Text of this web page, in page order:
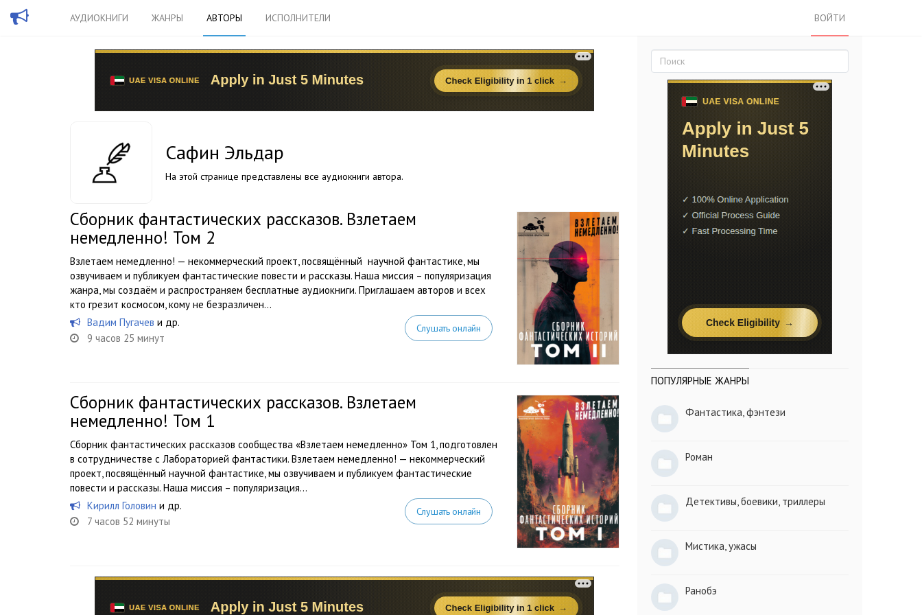
АУДИОКНИГИ ЖАНРЫ АВТОРЫ ИСПОЛНИТЕЛИ ВОЙТИ
Сафин Эльдар
На этой странице представлены все аудиокниги автора.
Сборник фантастических рассказов. Взлетаем
немедленно! Том 2
Взлетаем немедленно! — некоммерческий проект, посвящённый научной фантастике, мы
озвучиваем и публикуем фантастические повести и рассказы. Наша миссия – популяризация
жанра, мы создаём и распространяем бесплатные аудиокниги. Приглашаем авторов и всех
кто грезит космосом, кому не безразличен...
Вадим Пугачев и др.
9 часов 25 минут
Слушать онлайн
Сборник фантастических рассказов. Взлетаем
немедленно! Том 1
Сборник фантастических рассказов сообщества «Взлетаем немедленно» Том 1, подготовлен
в сотрудничестве с Лабораторией фантастики. Взлетаем немедленно! — некоммерческий
проект, посвящённый научной фантастике, мы озвучиваем и публикуем фантастические
повести и рассказы. Наша миссия – популяризация...
Кирилл Головин и др.
7 часов 52 минуты
Слушать онлайн
ПОПУЛЯРНЫЕ ЖАНРЫ
Фантастика, фэнтези
Роман
Детективы, боевики, триллеры
Мистика, ужасы
Ранобэ